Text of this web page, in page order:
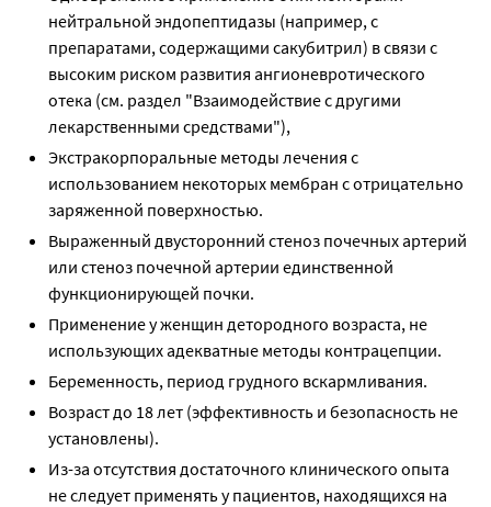
нейтральной эндопептидазы (например, с
препаратами, содержащими сакубитрил) в связи с
высоким риском развития ангионевротического
отека (см. раздел "Взаимодействие с другими
лекарственными средствами"),
Экстракорпоральные методы лечения с
использованием некоторых мембран с отрицательно
заряженной поверхностью.
Выраженный двусторонний стеноз почечных артерий
или стеноз почечной артерии единственной
функционирующей почки.
Применение у женщин детородного возраста, не
использующих адекватные методы контрацепции.
Беременность, период грудного вскармливания.
Возраст до 18 лет (эффективность и безопасность не
установлены).
Из-за отсутствия достаточного клинического опыта
не следует применять у пациентов, находящихся на